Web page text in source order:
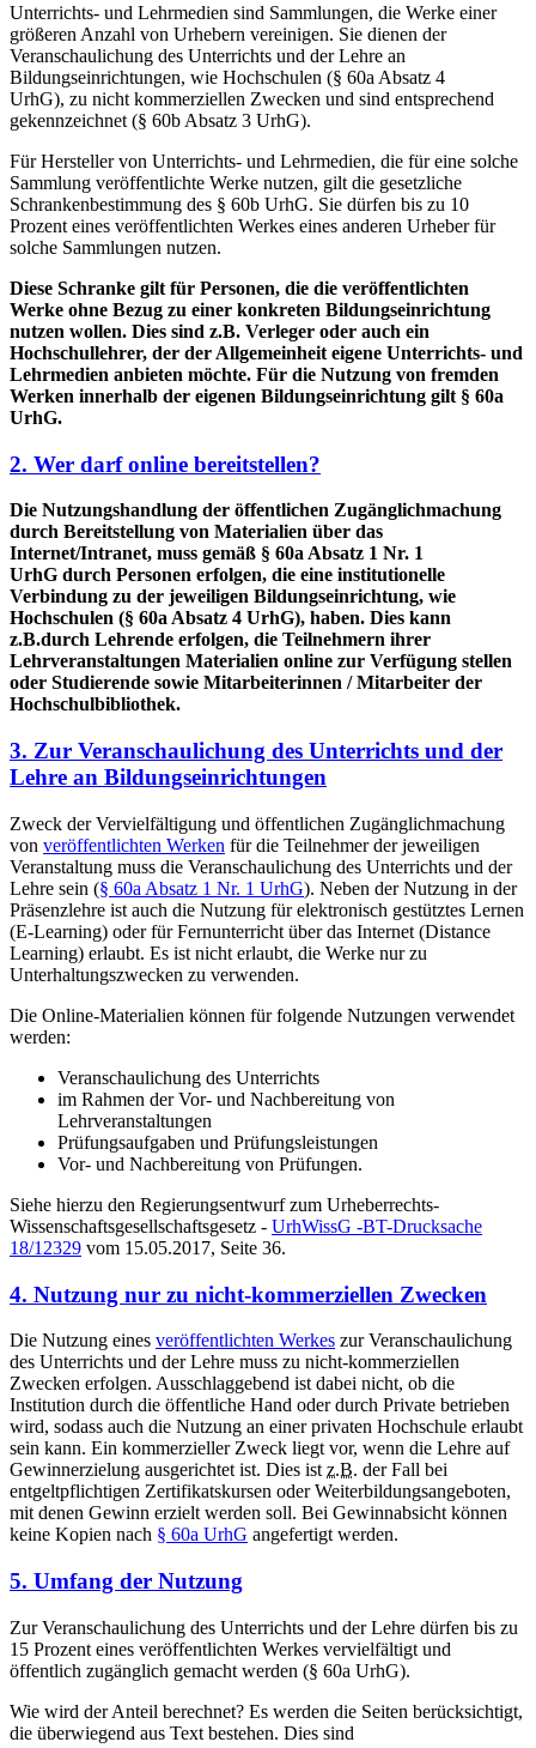
Unterrichts- und Lehrmedien sind Sammlungen, die Werke einer
größeren Anzahl von Urhebern vereinigen. Sie dienen der
Veranschaulichung des Unterrichts und der Lehre an
Bildungseinrichtungen, wie Hochschulen (§ 60a Absatz 4
UrhG), zu nicht kommerziellen Zwecken und sind entsprechend
gekennzeichnet (§ 60b Absatz 3 UrhG).
Für Hersteller von Unterrichts- und Lehrmedien, die für eine solche
Sammlung veröffentlichte Werke nutzen, gilt die gesetzliche
Schrankenbestimmung des § 60b UrhG. Sie dürfen bis zu 10
Prozent eines veröffentlichten Werkes eines anderen Urheber für
solche Sammlungen nutzen.
Diese Schranke gilt für Personen, die die veröffentlichten
Werke ohne Bezug zu einer konkreten Bildungseinrichtung
nutzen wollen. Dies sind z.B. Verleger oder auch ein
Hochschullehrer, der der Allgemeinheit eigene Unterrichts- und
Lehrmedien anbieten möchte. Für die Nutzung von fremden
Werken innerhalb der eigenen Bildungseinrichtung gilt § 60a
UrhG.
2. Wer darf online bereitstellen?
Die Nutzungshandlung der öffentlichen Zugänglichmachung
durch Bereitstellung von Materialien über das
Internet/Intranet, muss gemäß § 60a Absatz 1 Nr. 1
UrhG durch Personen erfolgen, die eine institutionelle
Verbindung zu der jeweiligen Bildungseinrichtung, wie
Hochschulen (§ 60a Absatz 4 UrhG), haben. Dies kann
z.B.durch Lehrende erfolgen, die Teilnehmern ihrer
Lehrveranstaltungen Materialien online zur Verfügung stellen
oder Studierende sowie Mitarbeiterinnen / Mitarbeiter der
Hochschulbibliothek.
3. Zur Veranschaulichung des Unterrichts und der
Lehre an Bildungseinrichtungen
Zweck der Vervielfältigung und öffentlichen Zugänglichmachung
von veröffentlichten Werken für die Teilnehmer der jeweiligen
Veranstaltung muss die Veranschaulichung des Unterrichts und der
Lehre sein (§ 60a Absatz 1 Nr. 1 UrhG). Neben der Nutzung in der
Präsenzlehre ist auch die Nutzung für elektronisch gestütztes Lernen
(E-Learning) oder für Fernunterricht über das Internet (Distance
Learning) erlaubt. Es ist nicht erlaubt, die Werke nur zu
Unterhaltungszwecken zu verwenden.
Die Online-Materialien können für folgende Nutzungen verwendet
werden:
Veranschaulichung des Unterrichts
im Rahmen der Vor- und Nachbereitung von
Lehrveranstaltungen
Prüfungsaufgaben und Prüfungsleistungen
Vor- und Nachbereitung von Prüfungen.
Siehe hierzu den Regierungsentwurf zum Urheberrechts-
Wissenschaftsgesellschaftsgesetz - UrhWissG -BT-Drucksache
18/12329 vom 15.05.2017, Seite 36.
4. Nutzung nur zu nicht-kommerziellen Zwecken
Die Nutzung eines veröffentlichten Werkes zur Veranschaulichung
des Unterrichts und der Lehre muss zu nicht-kommerziellen
Zwecken erfolgen. Ausschlaggebend ist dabei nicht, ob die
Institution durch die öffentliche Hand oder durch Private betrieben
wird, sodass auch die Nutzung an einer privaten Hochschule erlaubt
sein kann. Ein kommerzieller Zweck liegt vor, wenn die Lehre auf
Gewinnerzielung ausgerichtet ist. Dies ist z.B. der Fall bei
entgeltpflichtigen Zertifikatskursen oder Weiterbildungsangeboten,
mit denen Gewinn erzielt werden soll. Bei Gewinnabsicht können
keine Kopien nach § 60a UrhG angefertigt werden.
5. Umfang der Nutzung
Zur Veranschaulichung des Unterrichts und der Lehre dürfen bis zu
15 Prozent eines veröffentlichten Werkes vervielfältigt und
öffentlich zugänglich gemacht werden (§ 60a UrhG).
Wie wird der Anteil berechnet? Es werden die Seiten berücksichtigt,
die überwiegend aus Text bestehen. Dies sind